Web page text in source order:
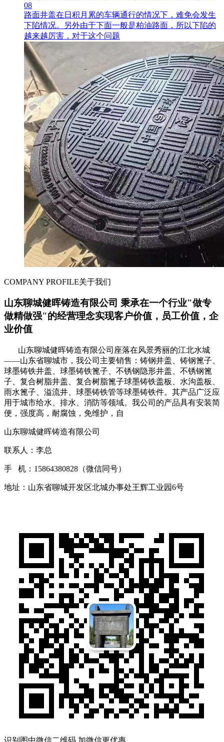
08
路面井盖在日积月累的车辆通行的情况下，难免会发生
下陷情况。另外由于下面一般是柏油路面，所以下陷的
越来越厉害，对于这个问题
COMPANY PROFILE关于我们
山东聊城健晖铸造有限公司 秉承在一个行业"做专
做精做强"的经营理念实现客户价值，员工价值，企
业价值
山东聊城健晖铸造有限公司座落在风景秀丽的江北水城
——山东省聊城市，我公司主要销售：铸钢井盖、铸钢篦子、
球墨铸铁井盖、球墨铸铁篦子、不锈钢隐形井盖、不锈钢篦
子、复合树脂井盖、复合树脂篦子球墨铸铁盖板、水沟盖板、
雨水篦子、溢流井、球墨铸铁管等球墨铸铁件。其产品广泛应
用于城市给水、排水、消防等领域。我公司的产品具有安装简
便，强度高，耐腐蚀，免维护，自
山东聊城健晖铸造有限公司
联系人：李总
手 机：15864380828（微信同号）
地址：山东省聊城开发区北城办事处王辉工业园6号
识别图中微信二维码 加微信更优惠